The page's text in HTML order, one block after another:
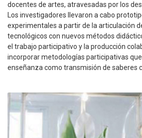
docentes de artes, atravesadas por los
Los investigadores llevaron a cabo
experimentales a partir de la articulación
tecnológicos con nuevos métodos
el trabajo participativo y la producción
incorporar metodologías participativas
enseñanza como transmisión de saberes